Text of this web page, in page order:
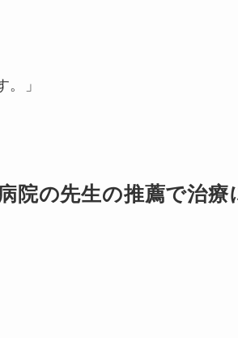
」
院の先生の推薦で治療